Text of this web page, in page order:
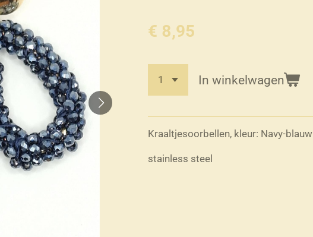
€ 8,95
In winkelwagen
Kraaltjesoorbellen, kleur: Navy-blauw
stainless steel